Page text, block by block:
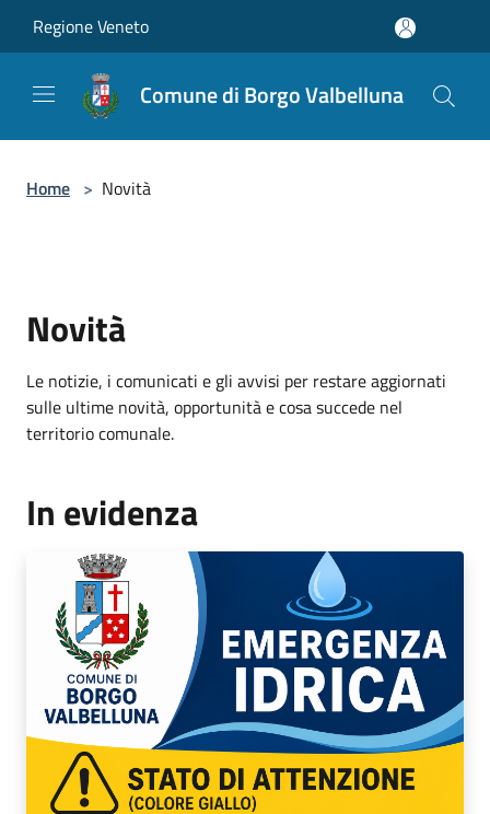
Regione Veneto
Comune di Borgo Valbelluna
Home > Novità
Novità
Le notizie, i comunicati e gli avvisi per restare aggiornati
sulle ultime novità, opportunità e cosa succede nel
territorio comunale.
In evidenza